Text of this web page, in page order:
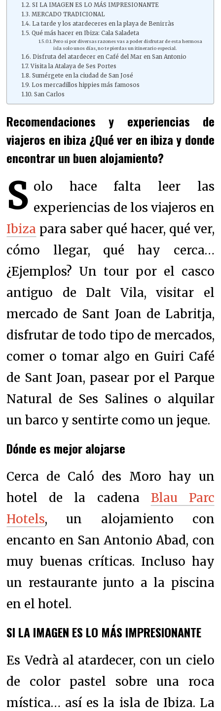
SI LA IMAGEN ES LO MÁS IMPRESIONANTE
MERCADO TRADICIONAL
La tarde y los atardeceres en la playa de Benirràs
Qué más hacer en Ibiza: Cala Saladeta
Pero si por diversas razones vas a poder disfrutar de esta hermosa
isla solo unos días, no te pierdas un itinerario especial.
Disfruta del atardecer en Café del Mar en San Antonio
Visita la Atalaya de Ses Portes
Sumérgete en la ciudad de San José
Los mercadillos hippies más famosos
San Carlos
Recomendaciones y experiencias de
viajeros en ibiza ¿Qué ver en ibiza y donde
encontrar un buen alojamiento?
S olo hace falta leer las
experiencias de los viajeros en
Ibiza para saber qué hacer, qué ver,
cómo llegar, qué hay cerca…
¿Ejemplos? Un tour por el casco
antiguo de Dalt Vila, visitar el
mercado de Sant Joan de Labritja,
disfrutar de todo tipo de mercados,
comer o tomar algo en Guiri Café
de Sant Joan, pasear por el Parque
Natural de Ses Salines o alquilar
un barco y sentirte como un jeque.
Dónde es mejor alojarse
Cerca de Caló des Moro hay un
hotel de la cadena Blau Parc
Hotels, un alojamiento con
encanto en San Antonio Abad, con
muy buenas críticas. Incluso hay
un restaurante junto a la piscina
en el hotel.
SI LA IMAGEN ES LO MÁS IMPRESIONANTE
Es Vedrà al atardecer, con un cielo
de color pastel sobre una roca
mística… así es la isla de Ibiza. La